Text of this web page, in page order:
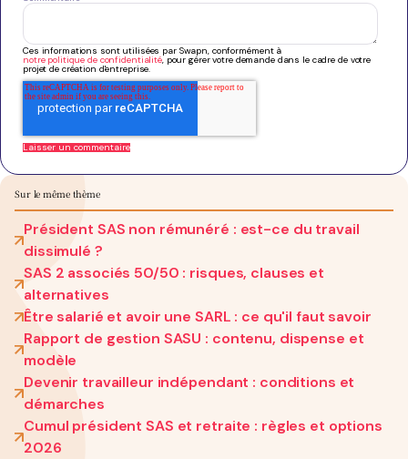
Ces informations sont utilisées par Swapn, conformément à
notre politique de confidentialité, pour gérer votre demande dans le cadre de votre
projet de création d'entreprise.
Sur le même thème
Président SAS non rémunéré : est-ce du travail
dissimulé ?
SAS 2 associés 50/50 : risques, clauses et
alternatives
Être salarié et avoir une SARL : ce qu'il faut savoir
Rapport de gestion SASU : contenu, dispense et
modèle
Devenir travailleur indépendant : conditions et
démarches
Cumul président SAS et retraite : règles et options
2026